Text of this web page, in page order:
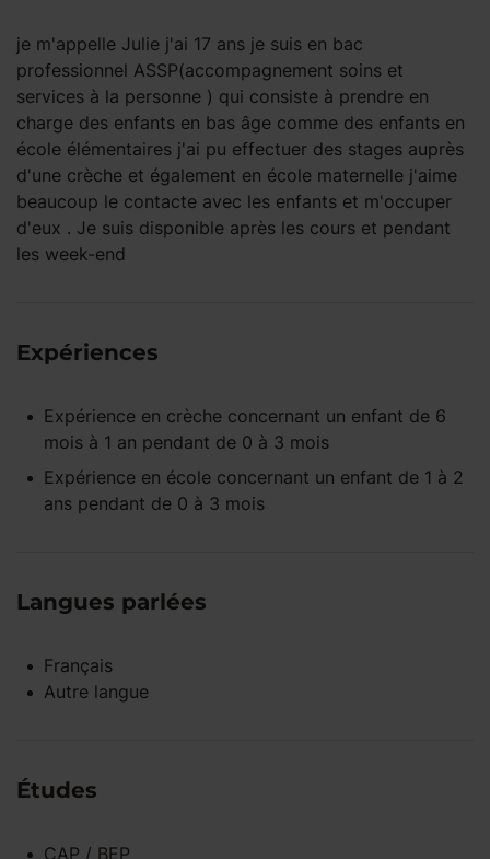
je m'appelle Julie j'ai 17 ans je suis en bac
professionnel ASSP(accompagnement soins et
services à la personne ) qui consiste à prendre en
charge des enfants en bas âge comme des enfants en
école élémentaires j'ai pu effectuer des stages auprès
d'une crèche et également en école maternelle j'aime
beaucoup le contacte avec les enfants et m'occuper
d'eux . Je suis disponible après les cours et pendant
les week-end
Expériences
Expérience en crèche concernant un enfant de 6
mois à 1 an pendant de 0 à 3 mois
Expérience en école concernant un enfant de 1 à 2
ans pendant de 0 à 3 mois
Langues parlées
Français
Autre langue
Études
CAP / BEP